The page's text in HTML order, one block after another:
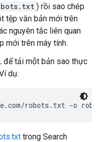
) rồi sao chép
tệp văn bản mới trên
nguyên tắc liên quan
mới trên máy tính.
để tải một bản sao thực
dụ:
robots.txt -o
trong Search